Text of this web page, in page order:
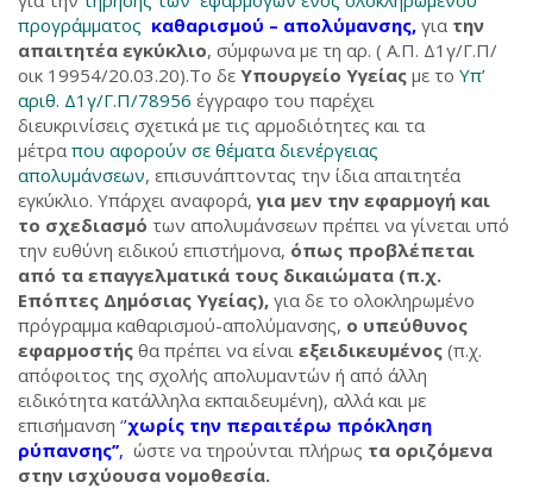
προγράμματος καθαρισμού – απολύμανσης, για την
απαιτητέα εγκύκλιο, σύμφωνα με τη αρ. ( Α.Π. Δ1γ/Γ.Π/
οικ 19954/20.03.20).Το δε Υπουργείο Υγείας με το Υπ’
αριθ. Δ1γ/Γ.Π/78956 έγγραφο του παρέχει
διευκρινίσεις σχετικά με τις αρμοδιότητες και τα
μέτρα που αφορούν σε θέματα διενέργειας
απολυμάνσεων, επισυνάπτοντας την ίδια απαιτητέα
εγκύκλιο. Υπάρχει αναφορά,για μεν την εφαρμογή και
το σχεδιασμό των απολυμάνσεων πρέπει να γίνεται υπό
την ευθύνη ειδικού επιστήμονα, όπως προβλέπεται
από τα επαγγελματικά τους δικαιώματα (π.χ.
Επόπτες Δημόσιας Υγείας), για δε το ολοκληρωμένο
πρόγραμμα καθαρισμού-απολύμανσης, ο υπεύθυνος
εφαρμοστής θα πρέπει να είναι εξειδικευμένος (π.χ.
απόφοιτος της σχολής απολυμαντών ή από άλλη
ειδικότητα κατάλληλα εκπαιδευμένη), αλλά και με
επισήμανση ‘’χωρίς την περαιτέρω πρόκληση
ρύπανσης’’, ώστε να τηρούνται πλήρως τα οριζόμενα
στην ισχύουσα νομοθεσία.